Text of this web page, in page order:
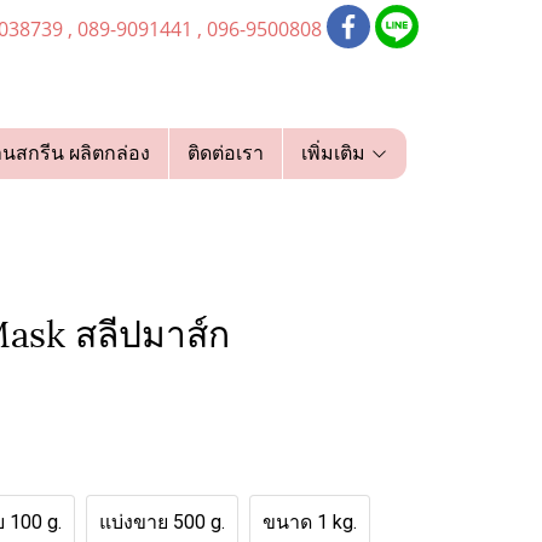
, 089-9091441 , 096-9500808
นสกรีน ผลิตกล่อง ติดต่อเรา เพิ่มเติม
สลีปมาส์ก
100 g. แบ่งขาย 500 g. ขนาด 1 kg.